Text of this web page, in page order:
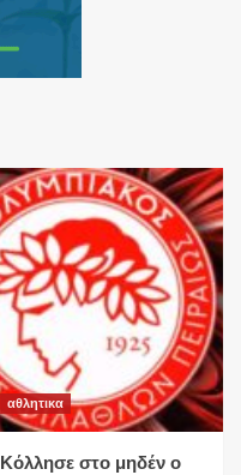
αθλητικα
Κόλλησε στο μηδέν ο